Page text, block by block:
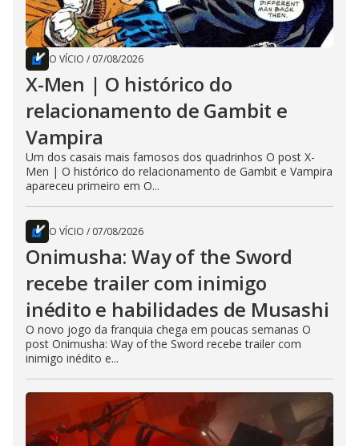
O VÍCIO / 07/08/2026
X-Men | O histórico do
relacionamento de Gambit e
Vampira
Um dos casais mais famosos dos quadrinhos O post X-
Men | O histórico do relacionamento de Gambit e Vampira
apareceu primeiro em O...
O VÍCIO / 07/08/2026
Onimusha: Way of the Sword
recebe trailer com inimigo
inédito e habilidades de Musashi
O novo jogo da franquia chega em poucas semanas O
post Onimusha: Way of the Sword recebe trailer com
inimigo inédito e...